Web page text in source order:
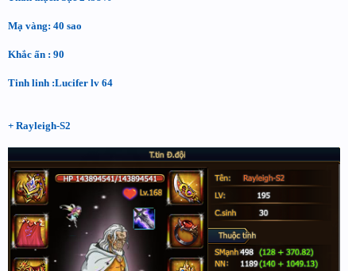
Mạ vàng: 40 sao
Khắc ấn : 90
Tinh linh :Lucifer lv 64
+ Rayleigh-S2